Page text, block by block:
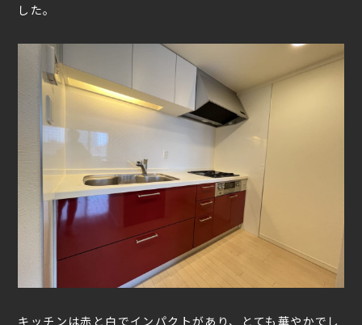
した。
キッチンは赤と白でインパクトがあり、とても華やかでし